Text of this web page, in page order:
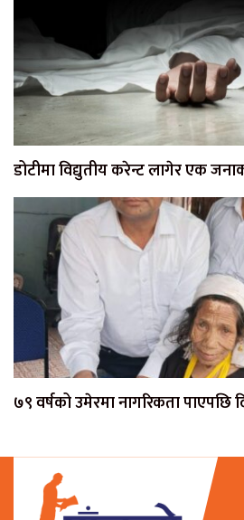
डोटीमा विद्युतीय करेन्ट लागेर एक
७९ वर्षको उमेरमा नागरिकता